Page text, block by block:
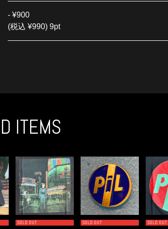
- ¥900
(税込 ¥990) 9pt
ITEMS
SOLD OUT SOLD OUT SOLD OUT